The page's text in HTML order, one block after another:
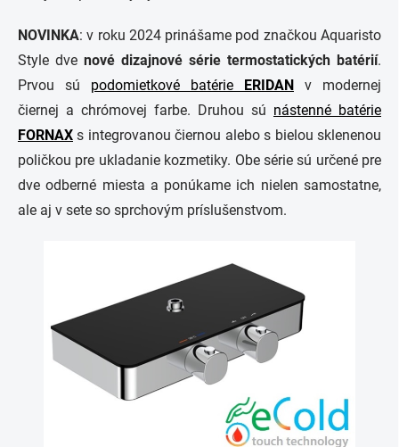
NOVINKA: v roku 2024 prinášame pod značkou Aquaristo
Style dve nové dizajnové série termostatických batérií.
Prvou sú podomietkové batérie ERIDAN
v modernej
čiernej a chrómovej farbe. Druhou sú nástenné batérie
FORNAX s integrovanou čiernou alebo s bielou sklenenou
poličkou pre ukladanie kozmetiky. Obe série sú určené pre
dve odberné miesta a ponúkame ich nielen samostatne,
ale aj v sete so sprchovým príslušenstvom.